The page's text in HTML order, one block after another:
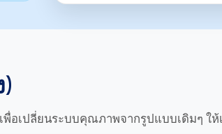
พื่อเปลี่ยนระบบคุณภาพจากรูปแบบเดิมๆ ใ